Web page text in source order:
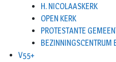
H. NICOLAASKERK
OPEN KERK
PROTESTANTE
BEZINNINGSCENTRUM
V55+